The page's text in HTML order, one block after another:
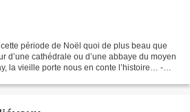
période de Noël quoi de plus beau que
d’une cathédrale ou d’une abbaye du moyen
la vieille porte nous en conte l’histoire… -